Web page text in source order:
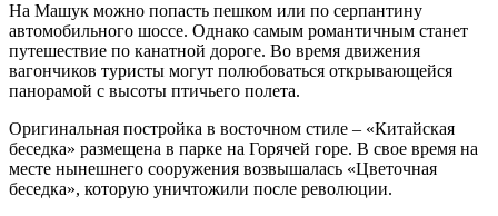
На Машук можно попасть пешком или по серпантину
автомобильного шоссе. Однако самым романтичным станет
путешествие по канатной дороге. Во время движения
вагончиков туристы могут полюбоваться открывающейся
панорамой с высоты птичьего полета.
Оригинальная постройка в восточном стиле – «Китайская
беседка» размещена в парке на Горячей горе. В свое время на
месте нынешнего сооружения возвышалась «Цветочная
беседка», которую уничтожили после революции.